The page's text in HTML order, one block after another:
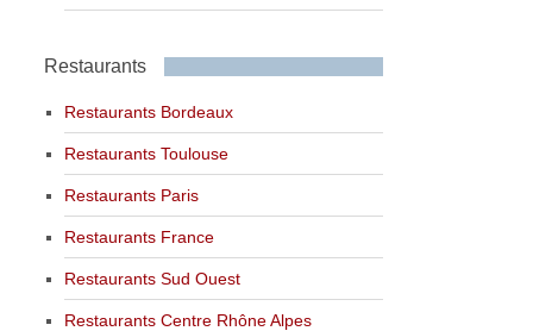
Restaurants
Restaurants Bordeaux
Restaurants Toulouse
Restaurants Paris
Restaurants France
Restaurants Sud Ouest
Restaurants Centre Rhône Alpes